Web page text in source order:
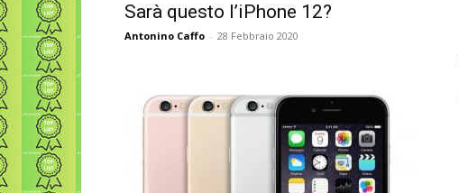
Sarà questo l’iPhone 12?
Antonino Caffo - 28 Febbraio 2020